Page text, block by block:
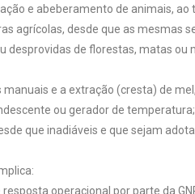
e abeberamento de animais,
agrícolas, desde que as mesmas
desprovidas de florestas, matas
e a extração (cresta) de
ou gerador de temperatura;
que inadiáveis e que sejam
operacional por parte da